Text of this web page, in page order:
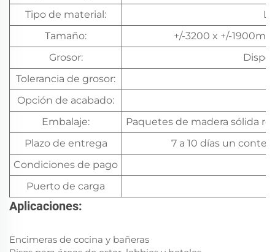
Tipo de material:
Tamaño:
+/-3200 x +/-
Grosor:
Tolerancia de grosor:
Opción de acabado:
Embalaje:
Paquetes de madera sólida
Plazo de entrega
7 a 10 días un
Condiciones de pago
Puerto de carga
Aplicaciones:
Encimeras de cocina y bañeras